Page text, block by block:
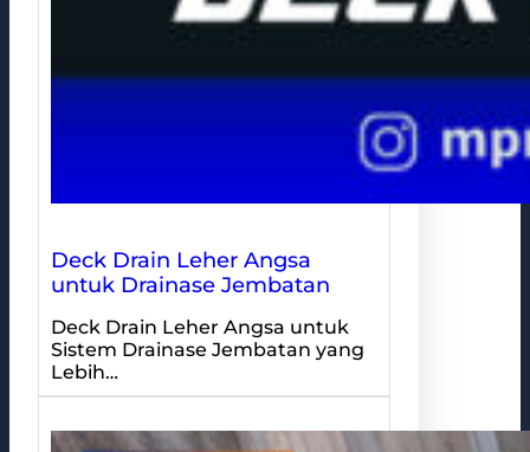
Deck Drain Leher Angsa
untuk Drainase Jembatan
Deck Drain Leher Angsa untuk
Sistem Drainase Jembatan yang
Lebih…